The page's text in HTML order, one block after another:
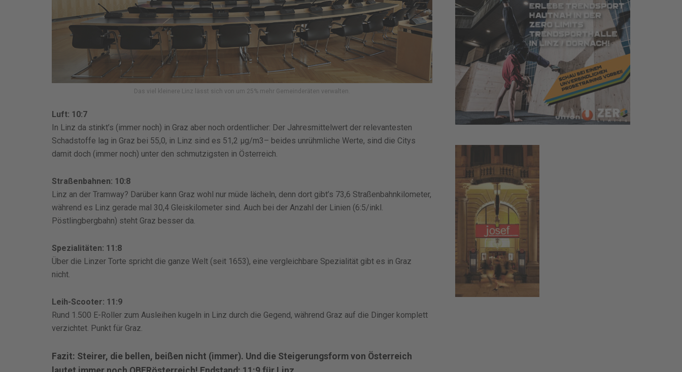
Das viel kleinere Linz lässt sich von um 25% mehr Gemeinderäten verwalten.
Luft: 10:7
In Linz da stinkt’s (immer noch) in Graz aber noch ordentlicher: Der Jahresmittelwert der relevantesten
Schadstoffe lag in Graz bei 55,0, in Linz sind es 51,2 μg/m3– beides unrühmliche Werte, sind die Citys
damit doch (immer noch) unter den schmutzigsten in Österreich.
Straßenbahnen: 10:8
Linz an der Tramway? Darüber kann Graz wohl nur müde lächeln, denn dort gibt’s 73,6 Straßenbahnkilometer,
während es Linz gerade mal 30,4 Gleiskilometer sind. Auch bei der Anzahl der Linien (6:5/inkl.
Pöstlingbergbahn) steht Graz besser da.
Spezialitäten: 11:8
Über die Linzer Torte spricht die ganze Welt (seit 1653), eine vergleichbare Spezialität gibt es in Graz
nicht.
Leih-Scooter: 11:9
Rund 1.500 E-Roller zum Ausleihen kugeln in Linz durch die Gegend, während Graz auf die Dinger komplett
verzichtet. Punkt für Graz.
Fazit: Steirer, die bellen, beißen nicht (immer). Und die Steigerungsform von Österreich